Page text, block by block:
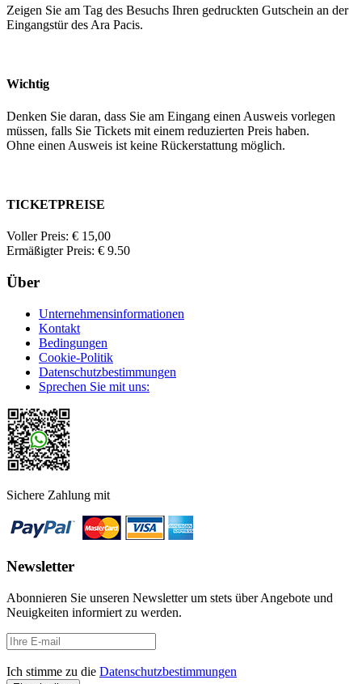
Zeigen Sie am Tag des Besuchs Ihren gedruckten Gutschein an der
Eingangstür des Ara Pacis.
Wichtig
Denken Sie daran, dass Sie am Eingang einen Ausweis vorlegen
müssen, falls Sie Tickets mit einem reduzierten Preis haben.
Ohne einen Ausweis ist keine Rückerstattung möglich.
TICKETPREISE
Voller Preis: € 15,00
Ermäßigter Preis: € 9.50
Über
Unternehmensinformationen
Kontakt
Bedingungen
Cookie-Politik
Datenschutzbestimmungen
Sprechen Sie mit uns:
Sichere Zahlung mit
Newsletter
Abonnieren Sie unseren Newsletter um stets über Angebote und
Neuigkeiten informiert zu werden.
Ich stimme zu die Datenschutzbestimmungen